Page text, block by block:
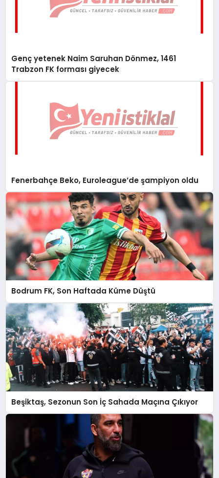
Genç yetenek Naim Saruhan Dönmez, 1461
Trabzon FK forması giyecek
Fenerbahçe Beko, Euroleague’de şampiyon oldu
Bodrum FK, Son Haftada Küme Düştü
Beşiktaş, Sezonun Son İç Sahada Maçına Çıkıyor